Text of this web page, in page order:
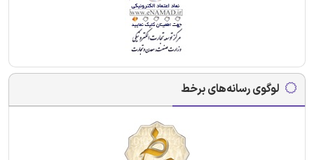
لوگوی رسانه‌های برخط